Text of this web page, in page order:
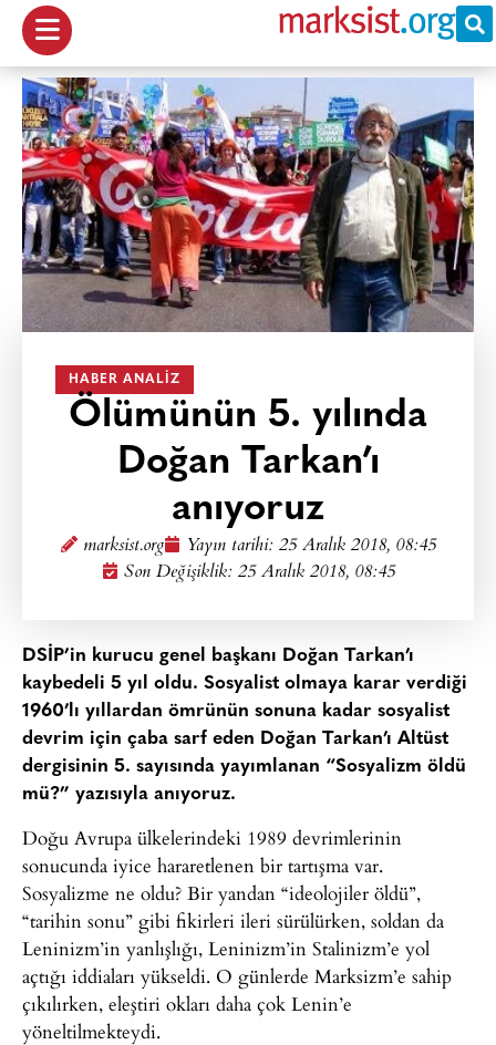
HABER ANALIZ
Ölümünün 5. yılında
Doğan Tarkan’ı
anıyoruz
marksist.org Yayın tarihi: 25 Aralık 2018, 08:45
Son Değişiklik: 25 Aralık 2018, 08:45
DSİP’in kurucu genel başkanı Doğan Tarkan’ı
kaybedeli 5 yıl oldu. Sosyalist olmaya karar verdiği
1960’lı yıllardan ömrünün sonuna kadar sosyalist
devrim için çaba sarf eden Doğan Tarkan’ı Altüst
dergisinin 5. sayısında yayımlanan “Sosyalizm öldü
mü?” yazısıyla anıyoruz.
Doğu Avrupa ülkelerindeki 1989 devrimlerinin
sonucunda iyice hararetlenen bir tartışma var.
Sosyalizme ne oldu? Bir yandan “ideolojiler öldü”,
“tarihin sonu” gibi fikirleri ileri sürülürken, soldan da
Leninizm’in yanlışlığı, Leninizm’in Stalinizm’e yol
açtığı iddiaları yükseldi. O günlerde Marksizm’e sahip
çıkılırken, eleştiri okları daha çok Lenin’e
yöneltilmekteydi.